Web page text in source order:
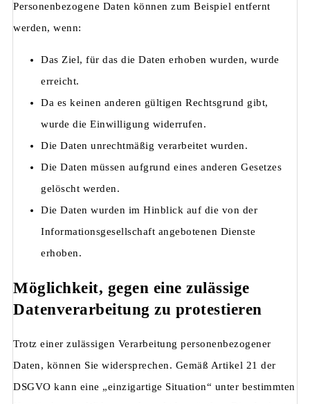
Personenbezogene Daten können zum Beispiel entfernt
werden, wenn:
Das Ziel, für das die Daten erhoben wurden, wurde
erreicht.
Da es keinen anderen gültigen Rechtsgrund gibt,
wurde die Einwilligung widerrufen.
Die Daten unrechtmäßig verarbeitet wurden.
Die Daten müssen aufgrund eines anderen Gesetzes
gelöscht werden.
Die Daten wurden im Hinblick auf die von der
Informationsgesellschaft angebotenen Dienste
erhoben.
Möglichkeit, gegen eine zulässige
Datenverarbeitung zu protestieren
Trotz einer zulässigen Verarbeitung personenbezogener
Daten, können Sie widersprechen. Gemäß Artikel 21 der
DSGVO kann eine „einzigartige Situation“ unter bestimmten